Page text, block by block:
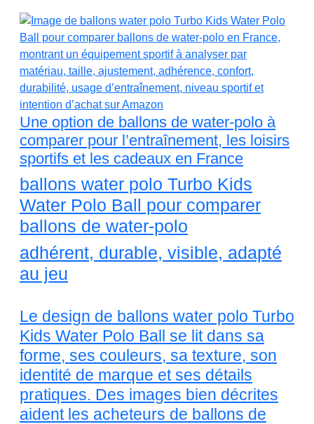
Une option de ballons de water-polo à
comparer pour l’entraînement, les loisirs
sportifs et les cadeaux en France
ballons water polo Turbo Kids
Water Polo Ball pour comparer
ballons de water-polo
adhérent, durable, visible, adapté
au jeu
Le design de ballons water polo Turbo
Kids Water Polo Ball se lit dans sa
forme, ses couleurs, sa texture, son
identité de marque et ses détails
pratiques. Des images bien décrites
aident les acheteurs de ballons de